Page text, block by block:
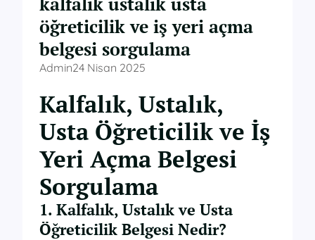
öğreticilik ve iş yeri açma
belgesi sorgulama
Admin24 Nisan 2025
Kalfalık, Ustalık,
Usta Öğreticilik ve İş
Yeri Açma Belgesi
Sorgulama
1. Kalfalık, Ustalık ve Usta
Öğreticilik Belgesi Nedir?